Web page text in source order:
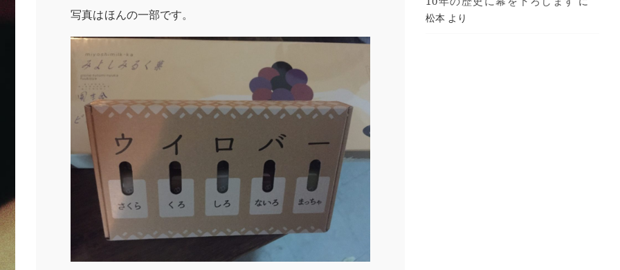
写真はほんの一部です。
松本 より